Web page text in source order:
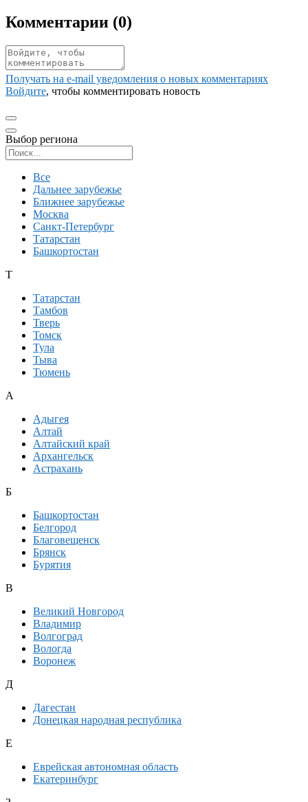
Комментарии (0)
Получать на e‑mail уведомления о новых комментариях
Войдите, чтобы комментировать новость
Выбор региона
Все
Дальнее зарубежье
Ближнее зарубежье
Москва
Санкт-Петербург
Татарстан
Башкортостан
Т
Татарстан
Тамбов
Тверь
Томск
Тула
Тыва
Тюмень
А
Адыгея
Алтай
Алтайский край
Архангельск
Астрахань
Б
Башкортостан
Белгород
Благовещенск
Брянск
Бурятия
В
Великий Новгород
Владимир
Волгоград
Вологда
Воронеж
Д
Дагестан
Донецкая народная республика
Е
Еврейская автономная область
Екатеринбург